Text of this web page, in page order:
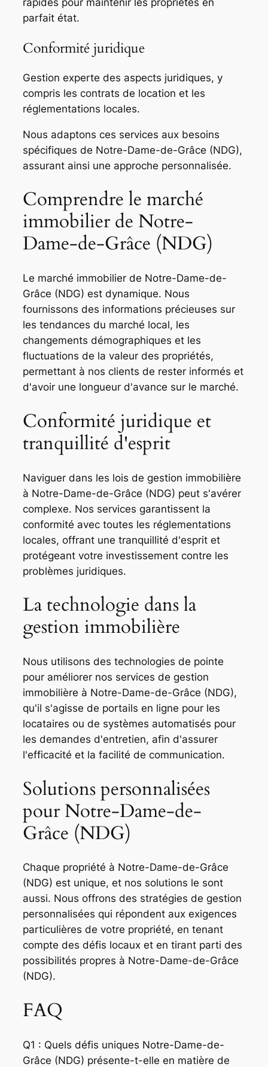
rapides pour maintenir les propriétés en
parfait état.
Conformité juridique
Gestion experte des aspects juridiques, y
compris les contrats de location et les
réglementations locales.
Nous adaptons ces services aux besoins
spécifiques de Notre-Dame-de-Grâce (NDG),
assurant ainsi une approche personnalisée.
Comprendre le marché
immobilier de Notre-
Dame-de-Grâce (NDG)
Le marché immobilier de Notre-Dame-de-
Grâce (NDG) est dynamique. Nous
fournissons des informations précieuses sur
les tendances du marché local, les
changements démographiques et les
fluctuations de la valeur des propriétés,
permettant à nos clients de rester informés et
d'avoir une longueur d'avance sur le marché.
Conformité juridique et
tranquillité d'esprit
Naviguer dans les lois de gestion immobilière
à Notre-Dame-de-Grâce (NDG) peut s'avérer
complexe. Nos services garantissent la
conformité avec toutes les réglementations
locales, offrant une tranquillité d'esprit et
protégeant votre investissement contre les
problèmes juridiques.
La technologie dans la
gestion immobilière
Nous utilisons des technologies de pointe
pour améliorer nos services de gestion
immobilière à Notre-Dame-de-Grâce (NDG),
qu'il s'agisse de portails en ligne pour les
locataires ou de systèmes automatisés pour
les demandes d'entretien, afin d'assurer
l'efficacité et la facilité de communication.
Solutions personnalisées
pour Notre-Dame-de-
Grâce (NDG)
Chaque propriété à Notre-Dame-de-Grâce
(NDG) est unique, et nos solutions le sont
aussi. Nous offrons des stratégies de gestion
personnalisées qui répondent aux exigences
particulières de votre propriété, en tenant
compte des défis locaux et en tirant parti des
possibilités propres à Notre-Dame-de-Grâce
(NDG).
FAQ
Q1 : Quels défis uniques Notre-Dame-de-
Grâce (NDG) présente-t-elle en matière de